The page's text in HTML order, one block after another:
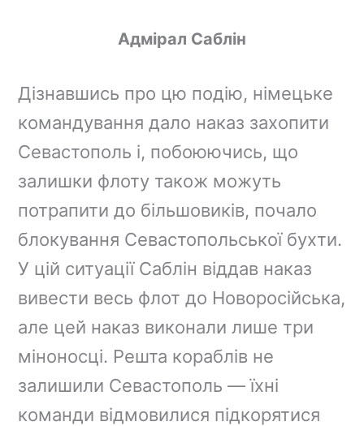
Адмірал Саблін
Дізнавшись про цю подію, німецьке
командування дало наказ захопити
Севастополь і, побоюючись, що
залишки флоту також можуть
потрапити до більшовиків, почало
блокування Севастопольської бухти.
У цій ситуації Саблін віддав наказ
вивести весь флот до Новоросійська,
але цей наказ виконали лише три
міноносці. Решта кораблів не
залишили Севастополь — їхні
команди відмовилися підкорятися